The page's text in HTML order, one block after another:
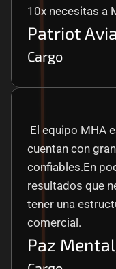
10x necesitas a
Patriot
Cargo
cuentan con
confiables.En
resultados que
tener una
comercial.
Paz